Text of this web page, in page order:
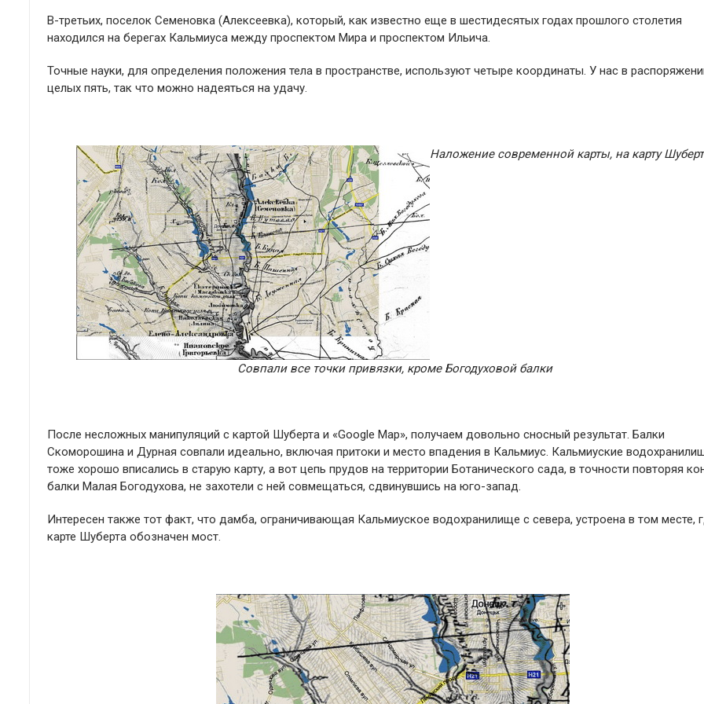
В-третьих, поселок Семеновка (Алексеевка), который, как известно еще в шестидесятых годах прошлого столетия
находился на берегах Кальмиуса между проспектом Мира и проспектом Ильича.
Точные науки, для определения положения тела в пространстве, используют четыре координаты. У нас в
целых пять, так что можно надеяться на удачу.
Наложение современной карты, на карту
Совпали все точки привязки, кроме Богодуховой балки
После несложных манипуляций с картой Шуберта и «Google Map», получаем довольно сносный результат. Балки
Скоморошина и Дурная совпали идеально, включая притоки и место впадения в Кальмиус. Кальмиуские
тоже хорошо вписались в старую карту, а вот цепь прудов на территории Ботанического сада, в точности повторяя
балки Малая Богодухова, не захотели с ней совмещаться, сдвинувшись на юго-запад.
Интересен также тот факт, что дамба, ограничивающая Кальмиуское водохранилище с севера, устроена в том месте,
карте Шуберта обозначен мост.